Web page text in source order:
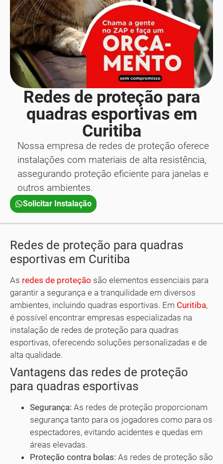
Redes de proteção para
quadras esportivas em
Curitiba
Nossa empresa de redes de proteção oferece
instalações com materiais de alta resistência,
assegurando proteção eficiente para janelas e
outros ambientes.
Solicitar Instalação
Redes de proteção para quadras
esportivas em Curitiba
As redes de proteção são elementos essenciais para
garantir a segurança e a tranquilidade em diversos
ambientes, incluindo quadras esportivas. Em Curitiba,
é possível encontrar empresas especializadas na
instalação de redes de proteção para quadras
esportivas, oferecendo soluções personalizadas e de
alta qualidade.
Vantagens das redes de proteção
para quadras esportivas
Segurança: As redes de proteção proporcionam
segurança tanto para os jogadores como para os
espectadores, evitando acidentes e quedas em
áreas elevadas.
Proteção contra bolas: As redes de proteção são